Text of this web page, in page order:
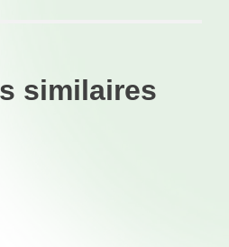
similaires